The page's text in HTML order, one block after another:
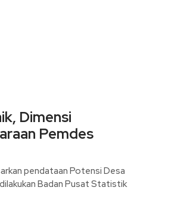
Dimensi
Pemdes
pendataan Potensi Desa
Badan Pusat Statistik